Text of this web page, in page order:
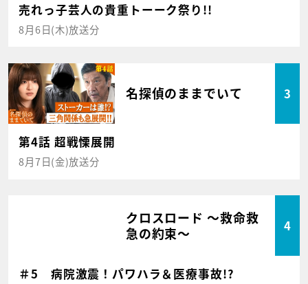
売れっ子芸人の貴重トーーク祭り!!
8月6日(木)放送分
名探偵のままでいて 3
第4話 超戦慄展開
8月7日(金)放送分
クロスロード ～救命救
急の約束～
4
＃5 病院激震！パワハラ＆医療事故!?